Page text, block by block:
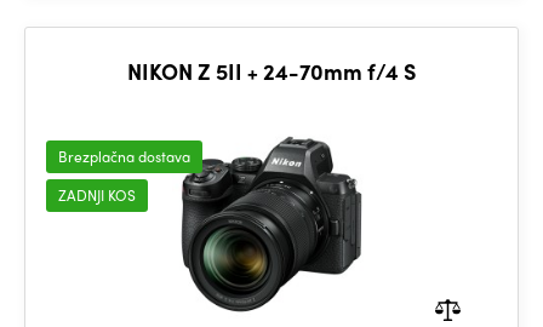
NIKON Z 5II + 24-70mm f/4 S
Brezplačna dostava
ZADNJI KOS